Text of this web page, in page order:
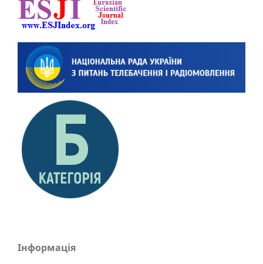
Інформація